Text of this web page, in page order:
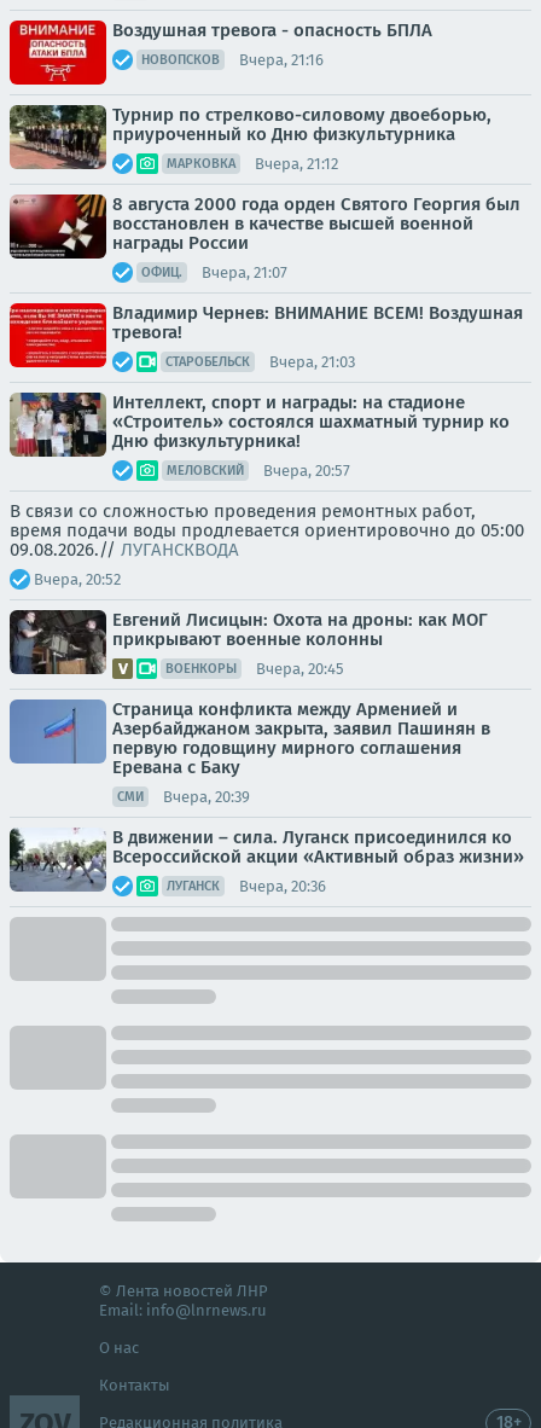
Воздушная тревога - опасность БПЛА
НОВОПСКОВ Вчера, 21:16
Турнир по стрелково-силовому двоеборью,
приуроченный ко Дню физкультурника
МАРКОВКА Вчера, 21:12
8 августа 2000 года орден Святого Георгия был
восстановлен в качестве высшей военной
награды России
ОФИЦ. Вчера, 21:07
Владимир Чернев: ВНИМАНИЕ ВСЕМ! Воздушная
тревога!
СТАРОБЕЛЬСК Вчера, 21:03
Интеллект, спорт и награды: на стадионе
«Строитель» состоялся шахматный турнир ко
Дню физкультурника!
МЕЛОВСКИЙ Вчера, 20:57
В связи со сложностью проведения ремонтных работ,
время подачи воды продлевается ориентировочно до 05:00
09.08.2026.// ЛУГАНСКВОДА
Вчера, 20:52
Евгений Лисицын: Охота на дроны: как МОГ
прикрывают военные колонны
ВОЕНКОРЫ Вчера, 20:45
Страница конфликта между Арменией и
Азербайджаном закрыта, заявил Пашинян в
первую годовщину мирного соглашения
Еревана с Баку
СМИ Вчера, 20:39
В движении – сила. Луганск присоединился ко
Всероссийской акции «Активный образ жизни»
ЛУГАНСК Вчера, 20:36
© Лента новостей ЛНР
Email: info@lnrnews.ru
О нас
Контакты
Редакционная политика 18+